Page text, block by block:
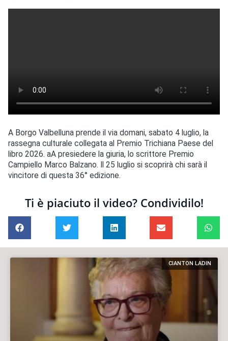
A Borgo Valbelluna prende il via domani, sabato 4 luglio, la
rassegna culturale collegata al Premio Trichiana Paese del
libro 2026. aA presiedere la giuria, lo scrittore Premio
Campiello Marco Balzano. Il 25 luglio si scoprirà chi sarà il
vincitore di questa 36° edizione.
Ti è piaciuto il video? Condividilo!
CIANTON LADIN